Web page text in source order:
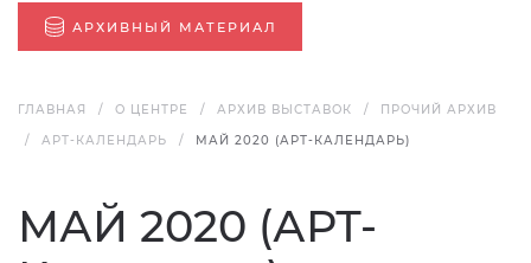
АРХИВНЫЙ МАТЕРИАЛ
ГЛАВНАЯ О ЦЕНТРЕ АРХИВ ВЫСТАВОК
ПРОЧИЙ АРХИВ
АРТ-КАЛЕНДАРЬ
МАЙ 2020 (АРТ-КАЛЕНДАРЬ)
МАЙ 2020 (АРТ-